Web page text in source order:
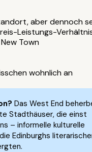
aber dennoch
Leistungs-
Town
wohnlich an
Das West End
Stadthäuser, die einst
– informelle kulturelle
Edinburghs